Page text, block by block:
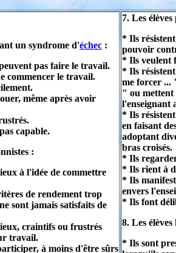
un syndrome d'échec :
pas faire le travail.
commencer le travail.
même après avoir
capable.
:
à l'idée de commettre
de rendement trop
sont jamais satisfaits de
craintifs ou frustrés
travail.
à moins d'être sûrs
7. Les
* Ils
pouvoir
* Ils veulent
* Ils
me forcer ...
" ou mettent
l'enseignant
* Ils
en faisant
adoptant
bras croisés.
* Ils
* Ils rient à
* Ils
envers
* Ils font
8. Les
* Ils sont